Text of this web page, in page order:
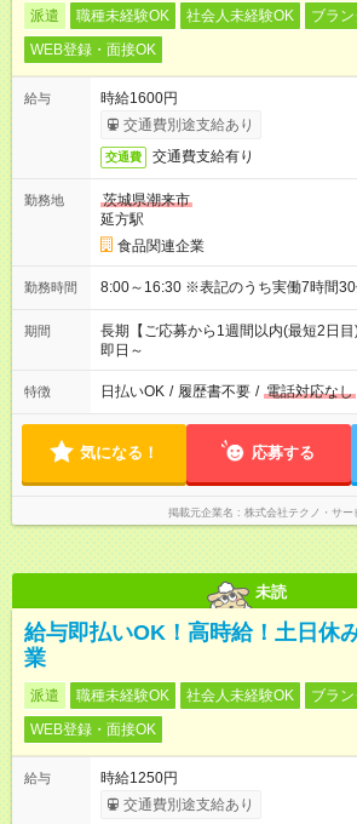
派遣 職種未経験OK 社会人未経験OK
ブラ
WEB登録・面接OK
給与
時給1600円
交通費別途支給あり
交通費 交通費支給有り
勤務地
茨城県潮来市
延方駅
食品関連企業
勤務時間 8:00～16:30 ※表記のうち実働7時間
期間
長期【ご応募から1週間以内(最短2日目
即日～
特徴 日払いOK / 履歴書不要 / 電話対応なし
気になる！ 応募する
掲載元企業名 株式会社テクノ・サー
未読
給与即払いOK！高時給！土日休
業
派遣 職種未経験OK 社会人未経験OK
ブラ
WEB登録・面接OK
給与
時給1250円
交通費別途支給あり